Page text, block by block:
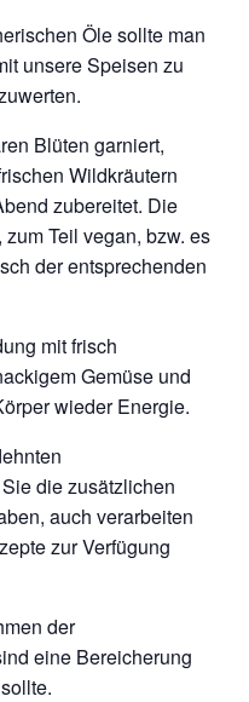
Öle sollte man
unsere Speisen zu
Blüten garniert,
Wildkräutern
zubereitet. Die
Teil vegan, bzw. es
der entsprechenden
mit frisch
Gemüse und
wieder Energie.
die zusätzlichen
auch verarbeiten
zur Verfügung
der
eine Bereicherung